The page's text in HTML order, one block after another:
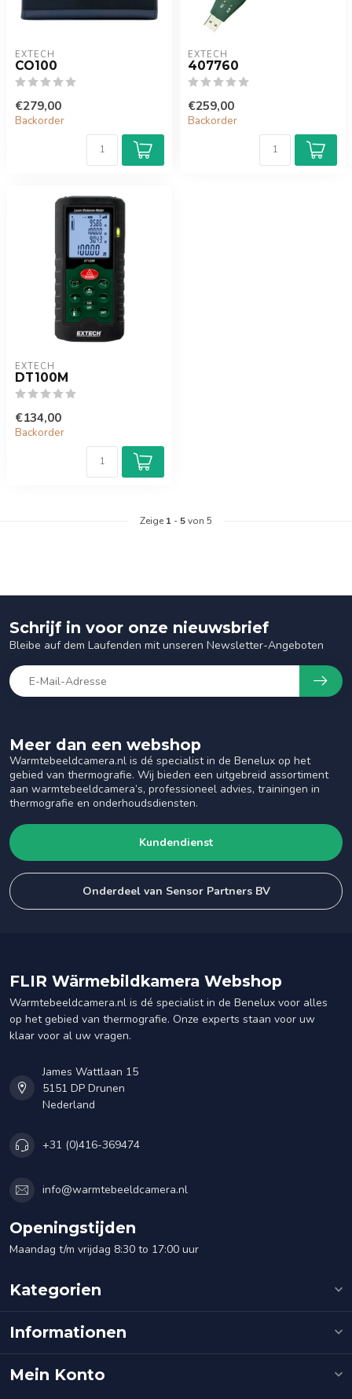
EXTECH
CO100
€279,00
Backorder
EXTECH
407760
€259,00
Backorder
EXTECH
DT100M
€134,00
Backorder
Zeige 1 -5von 5
Meer dan een webshop
Warmtebeeldcamera.nl is dé specialist in de Benelux op het
gebied van thermografie. Wij bieden een uitgebreid assortiment
aan warmtebeeldcamera’s, professioneel advies, trainingen in
thermografie en onderhoudsdiensten.
Kundendienst
Onderdeel van Sensor Partners BV
Schrijf in voor onze nieuwsbrief
Bleibe auf dem Laufenden mit unseren Newsletter-Angeboten
FLIR Wärmebildkamera Webshop
Warmtebeeldcamera.nl is dé specialist in de Benelux voor alles
op het gebied van thermografie. Onze experts staan voor uw
klaar voor al uw vragen.
James Wattlaan 15
5151 DP Drunen
Nederland
+31 (0)416-369474
info@warmtebeeldcamera.nl
Openingstijden
Maandag t/m vrijdag 8:30 to 17:00 uur
Kategorien
Informationen
Mein Konto